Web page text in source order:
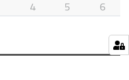
4 5 6